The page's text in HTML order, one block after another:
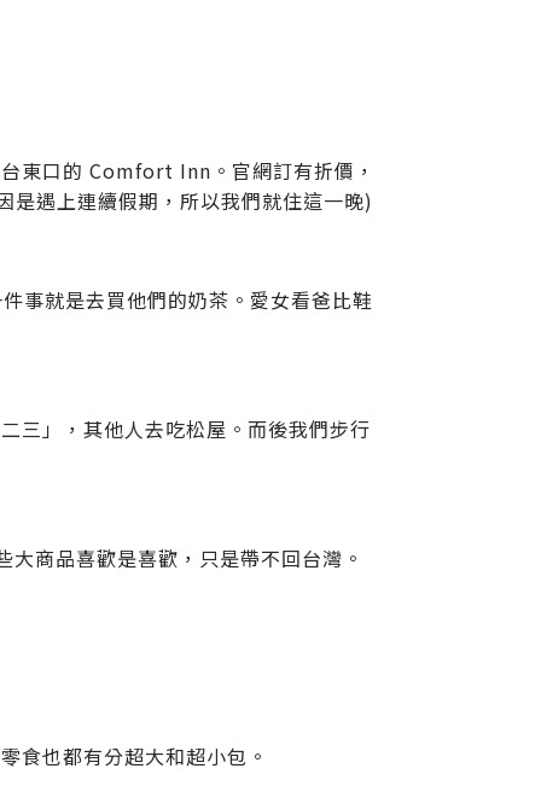
東口的 Comfort Inn。官網訂有折價，
遇上連續假期，所以我們就住這一晚)
事就是去買他們的奶茶。愛女看爸比鞋
三」，其他人去吃松屋。而後我們步行
商品喜歡是喜歡，只是帶不回台灣。
食也都有分超大和超小包。